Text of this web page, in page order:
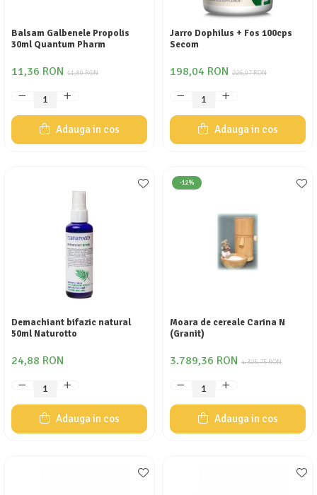
Magneziu
Fier
Multiminerale
Balsam Galbenele Propolis
30ml Quantum Pharm
11,80 RON
11,36 RON
Adauga in cos
Jarro Dophilus + Fos 100cps
Secom
226,07 RON
198,04 RON
Adauga in cos
Demachiant bifazic natural
50ml Naturotto
24,88 RON
Adauga in cos
-12%
Moara de cereale Carina N
(Granit)
4.325,75 RON
3.789,36 RON
Adauga in cos